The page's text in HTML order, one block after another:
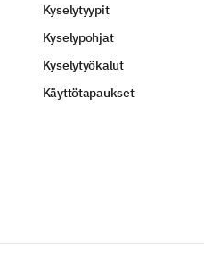
Kyselytyypit
Kyselypohjat
Kyselytyökalut
Käyttötapaukset